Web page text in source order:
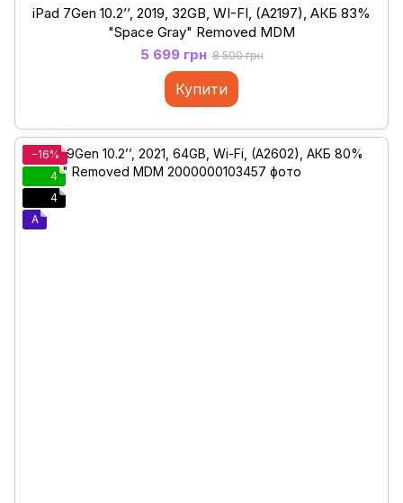
iPad 7Gen 10.2’’, 2019, 32GB, WI-FI, (A2197), АКБ 83%
"Space Gray" Removed MDM
5 699 грн 8 500 грн
Купити
−16%
4
4
A